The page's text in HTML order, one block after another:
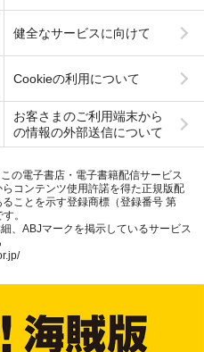
健全なサービスに向けて
Cookieの利用について
お客さまのご利用端末から
の情報の外部送信について
の電子書店・電子書籍配信サービス
コンテンツ使用許諾を得た正規版配
ことを示す登録商標（登録番号 第
。
、ABJマークを掲示しているサービス